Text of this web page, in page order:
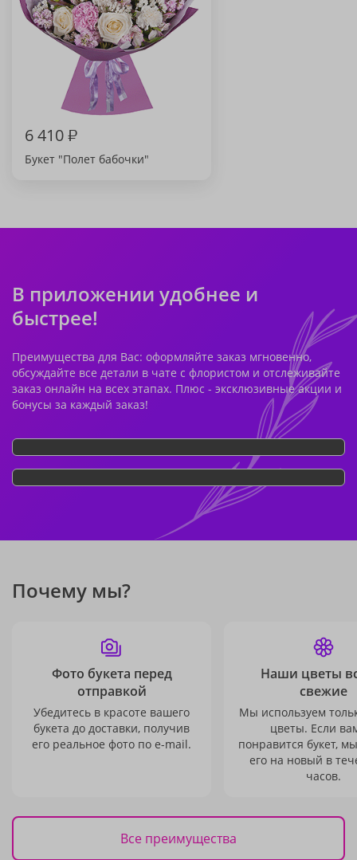
6 410₽
Букет "Полет бабочки"
В приложении удобнее и
быстрее!
Преимущества для Вас: оформляйте заказ мгновенно,
обсуждайте все детали в чате с флористом и отслеживайте
заказ онлайн на всех этапах. Плюс - эксклюзивные акции и
бонусы за каждый заказ!
Почему мы?
Фото букета перед
отправкой
Убедитесь в красоте вашего
букета до доставки, получив
его реальное фото по e-mail.
Наши цветы
свежие
Мы используем
цветы. Если
понравится букет,
его на новый в
часов.
Все преимущества